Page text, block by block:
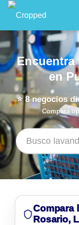
Encuentra
en
⭐8negocios
Compara
Compara
Rosario,